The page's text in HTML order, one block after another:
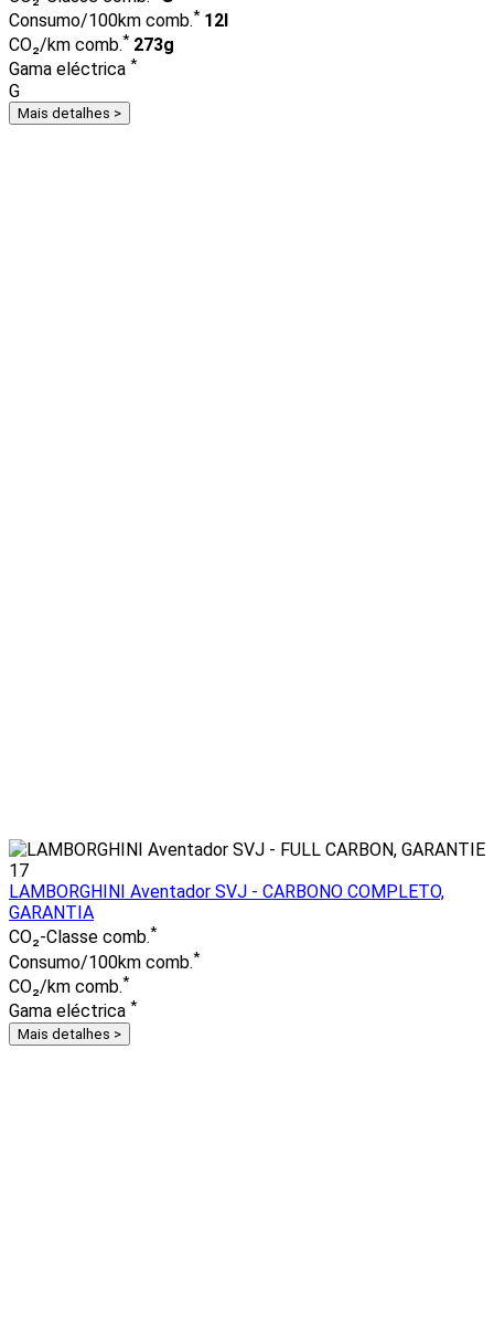
Consumo/100km comb.* 12l
CO₂/km comb.* 273g
Gama eléctrica *
G
Mais detalhes >
17
LAMBORGHINI Aventador SVJ - CARBONO COMPLETO,
GARANTIA
CO₂-Classe comb.*
Consumo/100km comb.*
CO₂/km comb.*
Gama eléctrica *
Mais detalhes >